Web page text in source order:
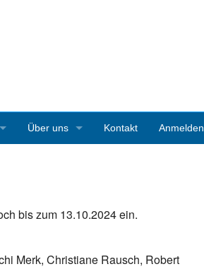
Park
Maier
Über uns
Vereinssatzung
Pressestimmen
Kontakt Anmelden
bis zum 13.10.2024 ein.
Merk, Christiane Rausch, Robert